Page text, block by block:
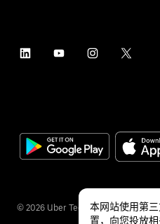
© 2026 Uber Technologies Inc.
本网站使用第
置，向您投放